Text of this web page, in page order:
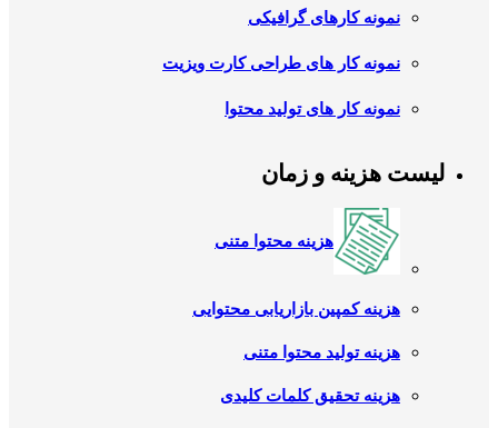
نمونه کارهای گرافیکی
نمونه کار های طراحی کارت ویزیت
نمونه کار های تولید محتوا
لیست هزینه و زمان
هزینه محتوا متنی
هزینه کمپین بازاریابی محتوایی
هزینه تولید محتوا متنی
هزینه تحقیق کلمات کلیدی